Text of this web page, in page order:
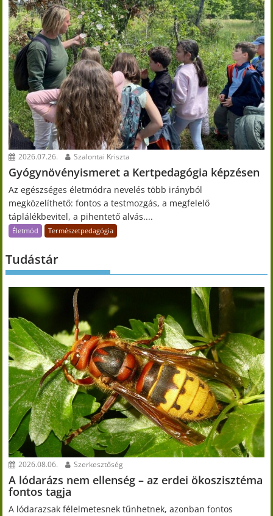
2026.07.26. Szalontai Kriszta
Gyógynövényismeret a Kertpedagógia képzésen
Az egészséges életmódra nevelés több irányból
megközelíthető: fontos a testmozgás, a megfelelő
táplálékbevitel, a pihentető alvás....
Életmód Természetpedagógia
Tudástár
2026.08.06. Szerkesztőség
A lódarázs nem ellenség – az erdei ökoszisztéma
fontos tagja
A lódarazsak félelmetesnek tűnhetnek, azonban fontos